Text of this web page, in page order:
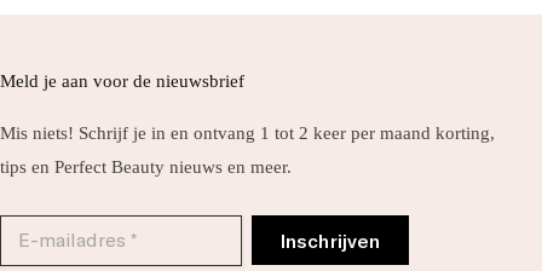
Meld je aan voor de nieuwsbrief
Mis niets! Schrijf je in en ontvang 1 tot 2 keer per maand korting,
tips en Perfect Beauty nieuws en meer.